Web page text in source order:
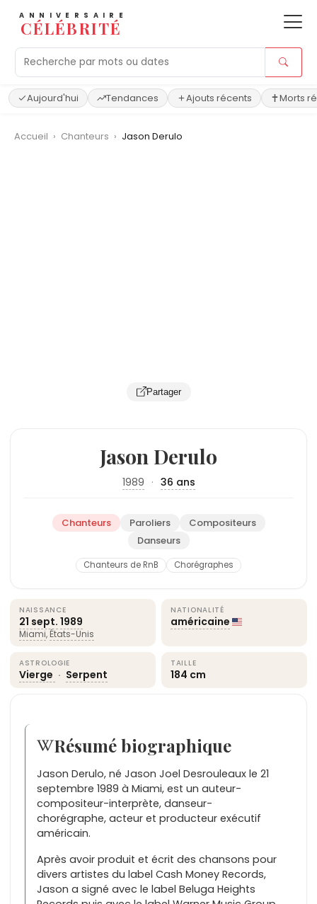
ANNIVERSAIRE
CÉLÉBRITÉ
Aujourd'hui Tendances Ajouts récents Morts
Accueil › Chanteurs › Jason Derulo
Partager
Jason Derulo
1989 · 36 ans
Chanteurs Paroliers
Compositeurs
Danseurs
Chanteurs de RnB Chorégraphes
NAISSANCE
21 sept. 1989
Miami, États-Unis
NATIONALITÉ
américaine
ASTROLOGIE
Vierge · Serpent
TAILLE
184 cm
Résumé biographique
Jason Derulo, né Jason Joel Desrouleaux le 21
septembre 1989 à Miami, est un auteur-
compositeur-interprète, danseur-
chorégraphe, acteur et producteur exécutif
américain.
Après avoir produit et écrit des chansons pour
divers artistes du label Cash Money Records,
Jason a signé avec le label Beluga Heights